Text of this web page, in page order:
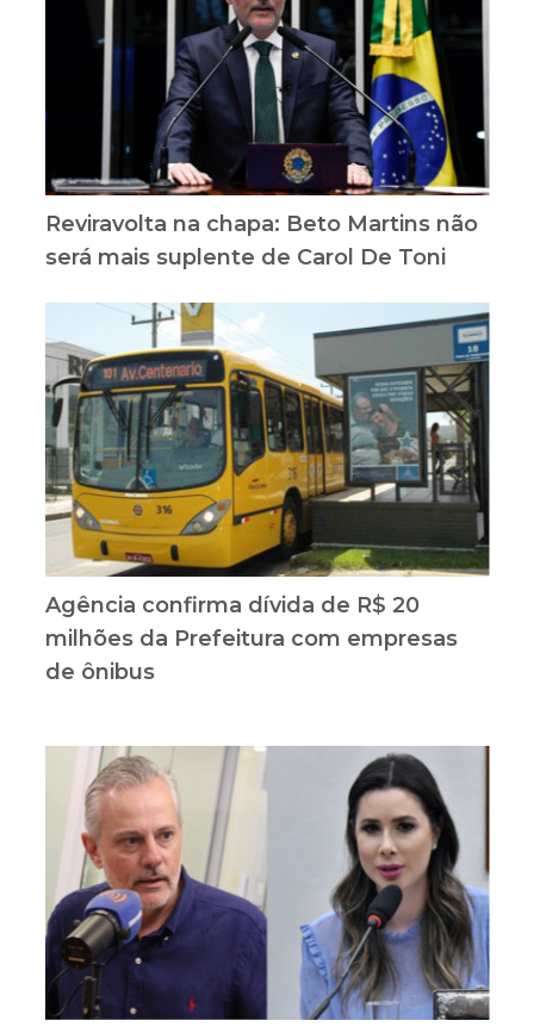
Reviravolta na chapa: Beto Martins não
será mais suplente de Carol De Toni
Agência confirma dívida de R$ 20
milhões da Prefeitura com empresas
de ônibus